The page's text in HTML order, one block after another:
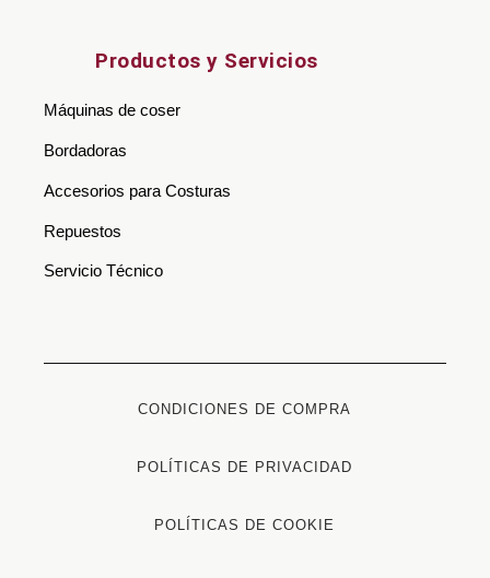
Productos y Servicios
Máquinas de coser
Bordadoras
Accesorios para Costuras
Repuestos
Servicio Técnico
CONDICIONES DE COMPRA
POLÍTICAS DE PRIVACIDAD
POLÍTICAS DE COOKIE